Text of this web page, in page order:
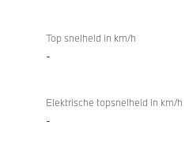
Top snelheid in km/h
-
Elektrische topsnelheid in km/h
-